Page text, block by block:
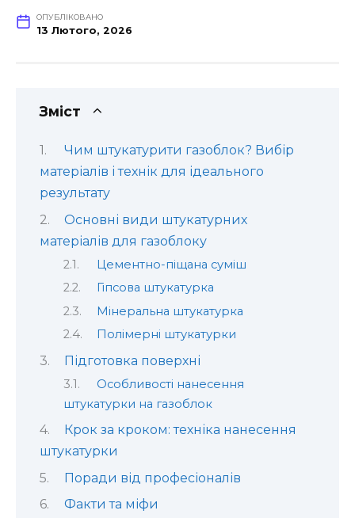
ОПУБЛІКОВАНО
13 Лютого, 2026
Зміст
Чим штукатурити газоблок? Вибір
матеріалів і технік для ідеального
результату
Основні види штукатурних
матеріалів для газоблоку
Цементно-піщана суміш
Гіпсова штукатурка
Мінеральна штукатурка
Полімерні штукатурки
Підготовка поверхні
Особливості нанесення
штукатурки на газоблок
Крок за кроком: техніка нанесення
штукатурки
Поради від професіоналів
Факти та міфи